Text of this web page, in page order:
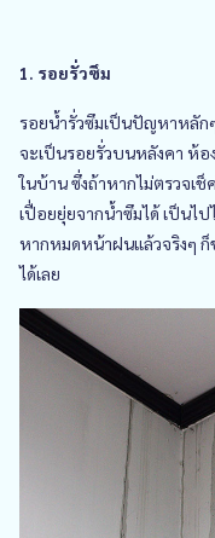
1. รอยรั่วซึม
รอยน้ำรั่วซึมเป็นปัญหาหลัก
จะเป็นรอยรั่วบนหลังคา ห้
ในบ้าน ซึ่งถ้าหากไม่ตรวจเ
เปื่อยยุ่ยจากน้ำซึมได้ เป็นไ
หากหมดหน้าฝนแล้วจริงๆ ก็
ได้เลย